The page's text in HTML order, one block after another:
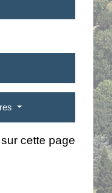
cette page